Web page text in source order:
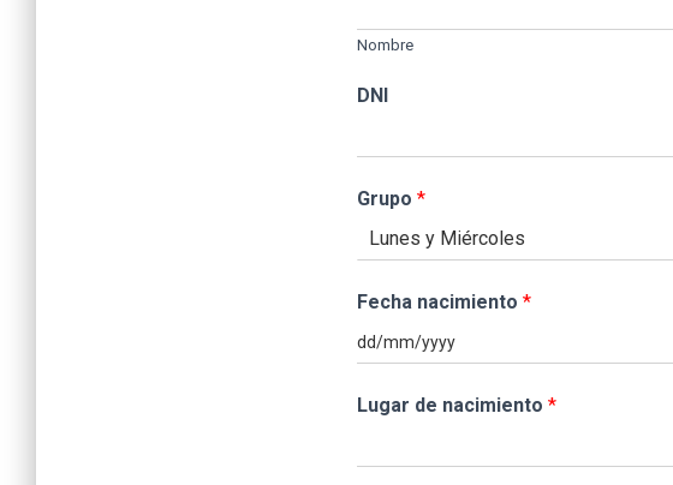
Nombre
DNI
Grupo *
Fecha nacimiento *
Lugar de nacimiento *